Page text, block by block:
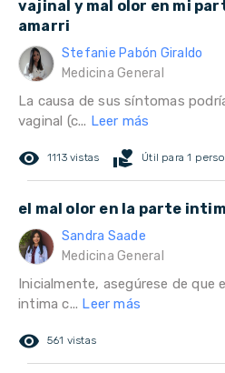
vajinal y mal olor en mi
amarri
Stefanie Pabón Giraldo
Medicina General
La causa de sus síntomas
vaginal (c... Leer más
remove_red_eye 1113 vistas volunteer_activism Útil para 1
el mal olor en la parte
Sandra Saade
Medicina General
Inicialmente, asegúrese de que
intima c... Leer más
remove_red_eye 561 vistas